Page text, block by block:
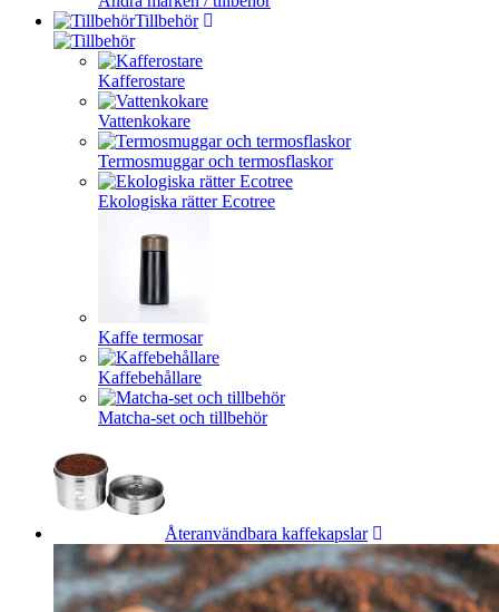
Tillbehör
Kafferostare
Vattenkokare
Termosmuggar och termosflaskor
Ekologiska rätter Ecotree
Kaffe termosar
Kaffebehållare
Matcha-set och tillbehör
Återanvändbara kaffekapslar